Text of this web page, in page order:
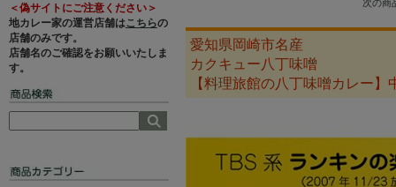
＜偽サイトにご注意ください＞
地カレー家の運営店舗はこちらの
店舗のみです。
店舗名のご確認をお願いいたしま
す。
次の商
愛知県岡崎市名産
カクキュー八丁味噌
【料理旅館の八丁味噌カレー】